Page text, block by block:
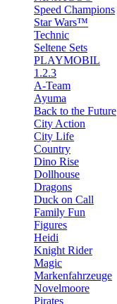
Speed Champions
Star Wars™
Technic
Seltene Sets
PLAYMOBIL
1.2.3
A-Team
Ayuma
Back to the Future
City Action
City Life
Country
Dino Rise
Dollhouse
Dragons
Duck on Call
Family Fun
Figures
Heidi
Knight Rider
Magic
Markenfahrzeuge
Novelmoore
Pirates